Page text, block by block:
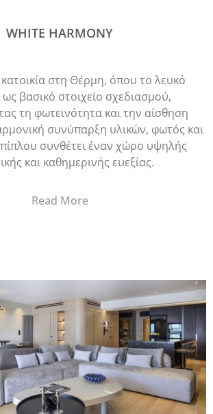
WHITE HARMONY
στη Θέρμη, όπου το λευκό
ως βασικό στοιχείο σχεδιασμού,
τη φωτεινότητα και την αίσθηση
συνύπαρξη υλικών, φωτός και
συνθέτει έναν χώρο υψηλής
και καθημερινής ευεξίας.
Read More